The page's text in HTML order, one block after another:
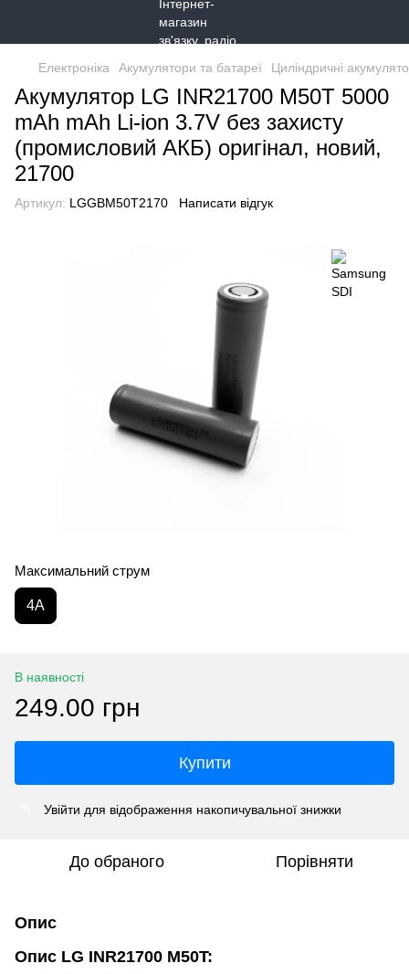
Електроніка Акумулятори та батареї Циліндричні
Акумулятор LG INR21700 M50T 5000
mAh mAh Li-ion 3.7V без захисту
(промисловий АКБ) оригінал, новий,
21700
Артикул: LGGBM50T2170 Написати відгук
Максимальний струм
4A
В наявності
249.00 грн
Купити
Увійти для відображення накопичувальної знижки
До обраного Порівняти
Опис
Опис LG INR21700 M50T: